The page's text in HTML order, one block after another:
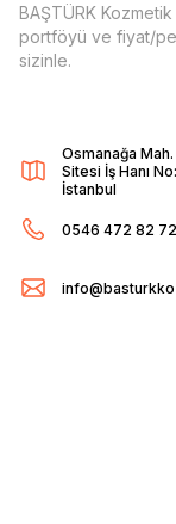
BAŞTÜRK
portföyü ve fiyat/
sizinle.
Osmanağa
Sitesi İş Hanı
İstanbul
0546 472 82 72